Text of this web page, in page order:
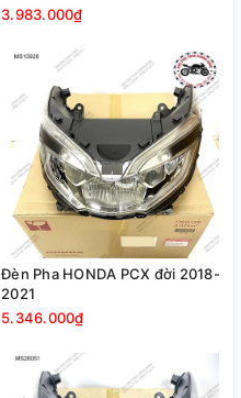
3.983.000₫
Đèn Pha HONDA PCX đời 2018-
2021
5.346.000₫